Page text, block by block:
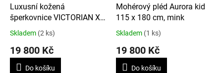
Luxusní kožená
šperkovnice VICTORIAN XL
black
Skladem (2 ks)
19 800 Kč
Do košíku
Mohérový pléd Aurora kid
115 x 180 cm, mink
Skladem (1 ks)
19 800 Kč
Do košíku